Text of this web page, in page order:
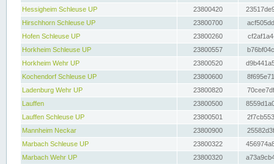
Hessigheim Schleuse UP
23800420
Hirschhorn Schleuse UP
23800700
Hofen Schleuse UP
23800260
Horkheim Schleuse UP
23800557
Horkheim Wehr UP
23800520
Kochendorf Schleuse UP
23800600
Ladenburg Wehr UP
23800820
Lauffen
23800500
Lauffen Schleuse UP
23800501
Mannheim Neckar
23800900
Marbach Schleuse UP
23800322
Marbach Wehr UP
23800320